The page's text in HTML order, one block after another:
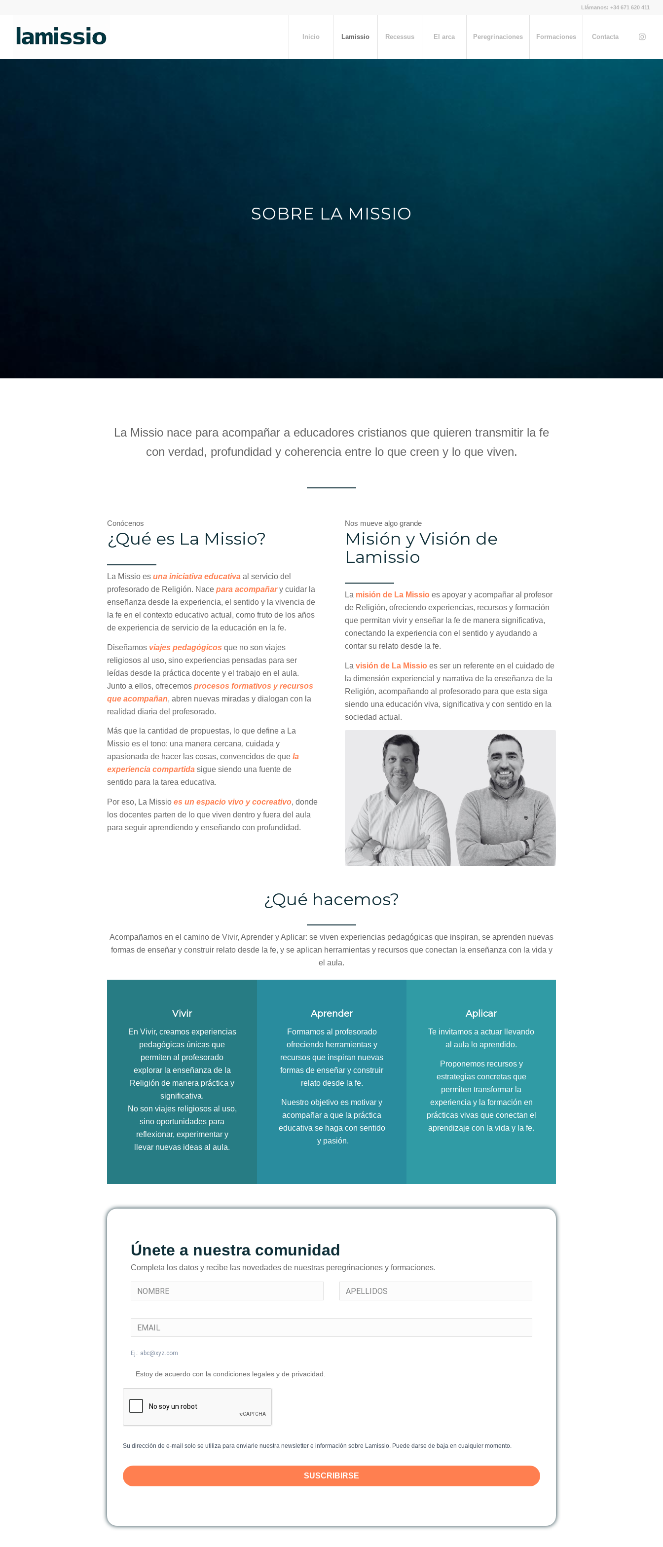
Llámanos: +34 671 620 411
Inicio Lamissio Recessus El arca Peregrinaciones Formaciones Contacta
SOBRE LA MISSIO
La Missio nace para acompañar a educadores cristianos que quieren transmitir la fe
con verdad, profundidad y coherencia entre lo que creen y lo que viven.
Conócenos
¿Qué es La Missio?
La Missio es una iniciativa educativa al servicio del
profesorado de Religión. Nace para acompañary cuidar la
enseñanza desde la experiencia, el sentido y la vivencia de
la fe en el contexto educativo actual, como fruto de los años
de experiencia de servicio de la educación en la fe.
Diseñamos viajes pedagógicos que no son viajes
religiosos al uso, sino experiencias pensadas para ser
leídas desde la práctica docente y el trabajo en el aula.
Junto a ellos, ofrecemos procesos formativos y recursos
que acompañan, abren nuevas miradas y dialogan con la
realidad diaria del profesorado.
Más que la cantidad de propuestas, lo que define a La
Missio es el tono: una manera cercana, cuidada y
apasionada de hacer las cosas, convencidos de que la
experiencia compartida sigue siendo una fuente de
sentido para la tarea educativa.
Por eso, La Missio es un espacio vivo y cocreativo, donde
los docentes parten de lo que viven dentro y fuera del aula
para seguir aprendiendo y enseñando con profundidad.
Nos mueve algo grande
Misión y Visión de
Lamissio
La misión de La Missio es apoyar y acompañar al profesor
de Religión, ofreciendo experiencias, recursos y formación
que permitan vivir y enseñar la fe de manera significativa,
conectando la experiencia con el sentido y ayudando a
contar su relato desde la fe.
Lavisión de La Missio es ser un referente en el cuidado de
la dimensión experiencial y narrativa de la enseñanza de la
Religión, acompañando al profesorado para que esta siga
siendo una educación viva, significativa y con sentido en la
sociedad actual.
¿Qué hacemos?
Acompañamos en el camino de Vivir, Aprender y Aplicar: se viven experiencias pedagógicas que inspiran, se aprenden nuevas
formas de enseñar y construir relato desde la fe, y se aplican herramientas y recursos que conectan la enseñanza con la vida y
el aula.
Vivir
En Vivir, creamos experiencias
pedagógicas únicas que
permiten al profesorado
explorar la enseñanza de la
Religión de manera práctica y
significativa.
No son viajes religiosos al uso,
sino oportunidades para
reflexionar, experimentar y
llevar nuevas ideas al aula.
Aprender
Formamos al profesorado
ofreciendo herramientas y
recursos que inspiran nuevas
formas de enseñar y construir
relato desde la fe.
Nuestro objetivo es motivar y
acompañar a que la práctica
educativa se haga con sentido
y pasión.
Aplicar
Te invitamos a actuar llevando
al aula lo aprendido.
Proponemos recursos y
estrategias concretas que
permiten transformar la
experiencia y la formación en
prácticas vivas que conectan el
aprendizaje con la vida y la fe.
Únete a nuestra comunidad
Completa los datos y recibe las novedades de nuestras peregrinaciones y formaciones.
Ej.: abc@xyz.com
Estoy de acuerdo con la condiciones legales y de privacidad.
Su dirección de e-mail solo se utiliza para enviarle nuestra newsletter e información sobre Lamissio. Puede darse de baja en cualquier momento.
SUSCRIBIRSE